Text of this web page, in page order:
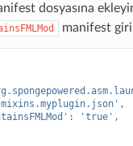
dosyasına
manifest
,
: 'true' ,